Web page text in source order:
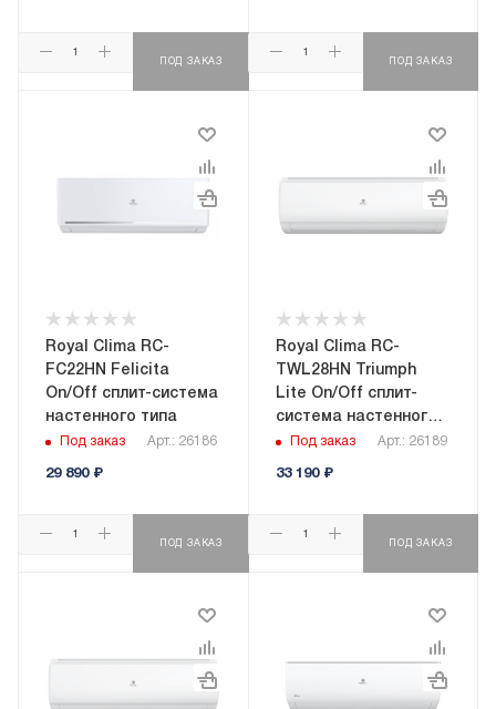
ПОД ЗАКАЗ ПОД ЗАКАЗ
Royal Clima RC-
FC22HN Felicita
On/Off сплит-система
настенного типа
Под заказ Арт.: 26186
29 890₽
ПОД ЗАКАЗ
Royal Clima RC-
TWL28HN Triumph
Lite On/Off сплит-
система настенного
типаПод заказ Арт.: 26189
33 190₽
ПОД ЗАКАЗ